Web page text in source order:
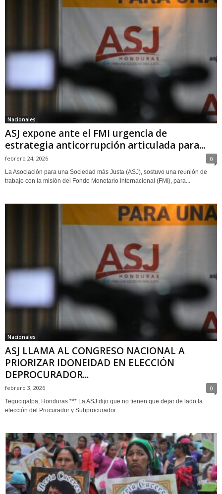
Nacionales
ASJ expone ante el FMI urgencia de
estrategia anticorrupción articulada para...
febrero 24, 2026 0
La Asociación para una Sociedad más Justa (ASJ), sostuvo una reunión de
trabajo con la misión del Fondo Monetario Internacional (FMI), para...
Nacionales
ASJ LLAMA AL CONGRESO NACIONAL A
PRIORIZAR IDONEIDAD EN ELECCIÓN
DEPROCURADOR...
febrero 3, 2026 0
Tegucigalpa, Honduras *** La ASJ dijo que no tienen que dejar de lado la
elección del Procurador y Subprocurador...